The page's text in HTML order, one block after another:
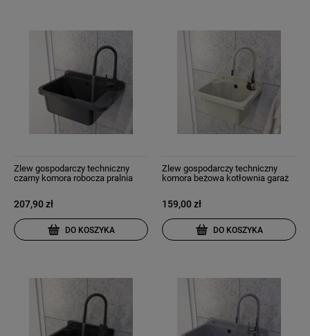
Zlew gospodarczy techniczny
czarny komora robocza pralnia
207,90 zł
DO KOSZYKA
Zlew gospodarczy techniczny
komora beżowa kotłownia garaż
159,00 zł
DO KOSZYKA